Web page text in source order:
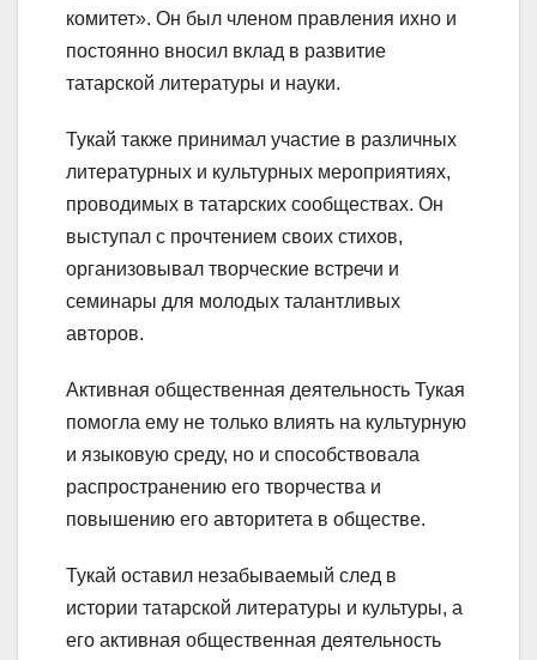
комитет». Он был членом правления ихно и
постоянно вносил вклад в развитие
татарской литературы и науки.
Тукай также принимал участие в различных
литературных и культурных мероприятиях,
проводимых в татарских сообществах. Он
выступал с прочтением своих стихов,
организовывал творческие встречи и
семинары для молодых талантливых
авторов.
Активная общественная деятельность Тукая
помогла ему не только влиять на культурную
и языковую среду, но и способствовала
распространению его творчества и
повышению его авторитета в обществе.
Тукай оставил незабываемый след в
истории татарской литературы и культуры, а
его активная общественная деятельность